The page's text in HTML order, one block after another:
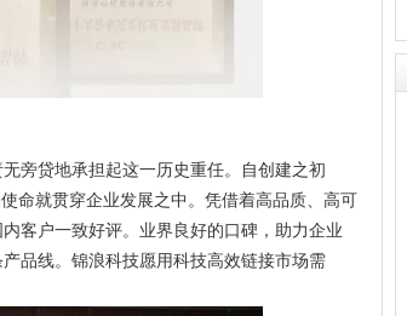
旁贷地承担起这一历史重任。自创建之初
命就贯穿企业发展之中。凭借着高品质、高可
客户一致好评。业界良好的口碑，助力企业
品线。锦浪科技愿用科技高效链接市场需